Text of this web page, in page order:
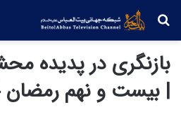
جستجو
| بیست و نهم رمضان 1404